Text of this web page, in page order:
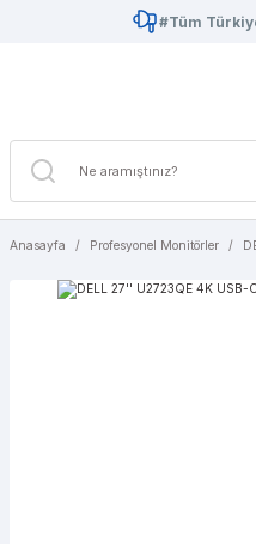
#Tüm
Anasayfa Profesyonel Monitörler